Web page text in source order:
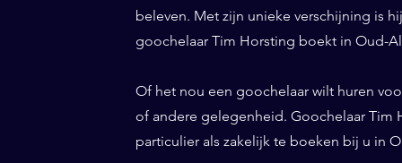
beleven. Met zijn unieke verschijning is
goochelaar Tim Horsting boekt in Oud-
Of het nou een goochelaar wilt huren
of andere gelegenheid. Goochelaar Tim
particulier als zakelijk te boeken bij u in